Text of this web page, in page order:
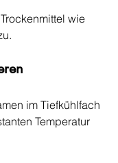
wie
im Tiefkühlfach
Temperatur